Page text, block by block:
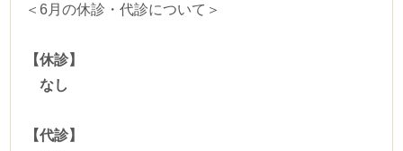
医師・スタッフ紹介
＜6月の休診・代診について＞
【休診】
なし
【代診】